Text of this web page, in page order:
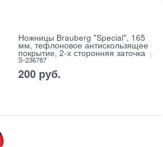
Ножницы Brauberg "Special", 165
мм, тефлоновое антискользящее
покрытие, 2-х сторонняя заточка
S-236787
200 руб.